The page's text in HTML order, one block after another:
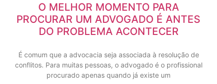
O MELHOR MOMENTO PARA
PROCURAR UM ADVOGADO É ANTES
DO PROBLEMA ACONTECER
É comum que a advocacia seja associada à resolução de
conflitos. Para muitas pessoas, o advogado é o profissional
procurado apenas quando já existe um